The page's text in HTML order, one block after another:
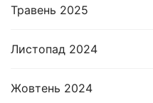
Травень 2025
Листопад 2024
Жовтень 2024